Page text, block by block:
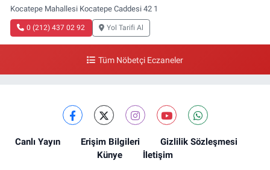
Kocatepe Mahallesi Kocatepe Caddesi 42 1
0 (212) 437 02 92 Yol Tarifi Al
Tüm Nöbetçi Eczaneler
Canlı Yayın Erişim Bilgileri
Gizlilik Sözleşmesi
Künye
İletişim